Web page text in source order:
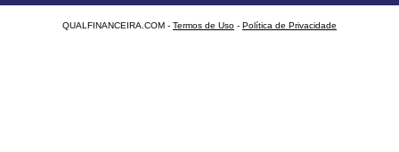
QUALFINANCEIRA.COM - Termos de Uso - Política de Privacidade